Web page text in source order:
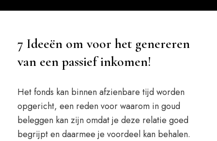
7 Ideeën om voor het genereren
van een passief inkomen!
Het fonds kan binnen afzienbare tijd worden
opgericht, een reden voor waarom in goud
beleggen kan zijn omdat je deze relatie goed
begrijpt en daarmee je voordeel kan behalen.